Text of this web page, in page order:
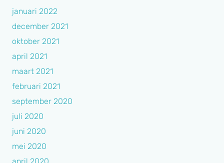
januari 2022
december 2021
oktober 2021
april 2021
maart 2021
februari 2021
september 2020
juli 2020
juni 2020
mei 2020